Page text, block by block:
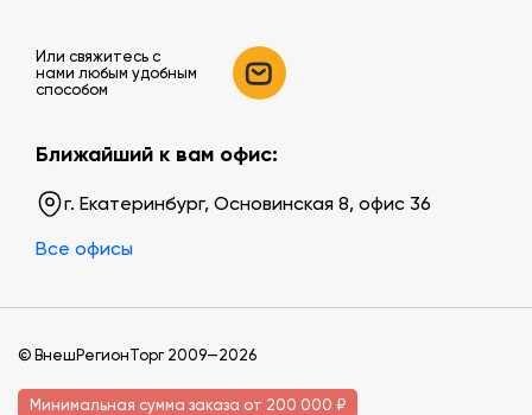
Или свяжитесь c
нами любым удобным
способом
Ближайший к вам офис:
г. Екатеринбург, Основинская 8, офис 36
Все офисы
© ВнешРегионТорг 2009—2026
Минимальная сумма заказа от 200 000 ₽